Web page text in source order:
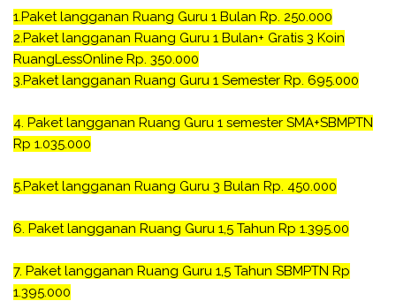
1.Paket langganan Ruang Guru 1 Bulan Rp. 250.000
2.Paket langganan Ruang Guru 1 Bulan+ Gratis 3 Koin
RuangLessOnline Rp. 350.000
3.Paket langganan Ruang Guru 1 Semester Rp. 695.000
4. Paket langganan Ruang Guru 1 semester SMA+SBMPTN
Rp 1.035.000
5.Paket langganan Ruang Guru 3 Bulan Rp. 450.000
6. Paket langganan Ruang Guru 1,5 Tahun Rp 1.395.00
7. Paket langganan Ruang Guru 1,5 Tahun SBMPTN Rp
1.395.000